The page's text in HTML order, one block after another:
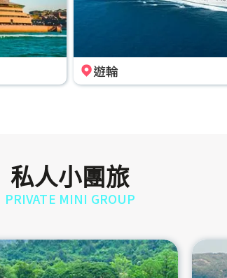
遊輪
私人小團旅
PRIVATE MINI GROUP